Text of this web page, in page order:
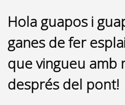
Hola guapos i
ganes de fer
que vingueu amb
després del pont!